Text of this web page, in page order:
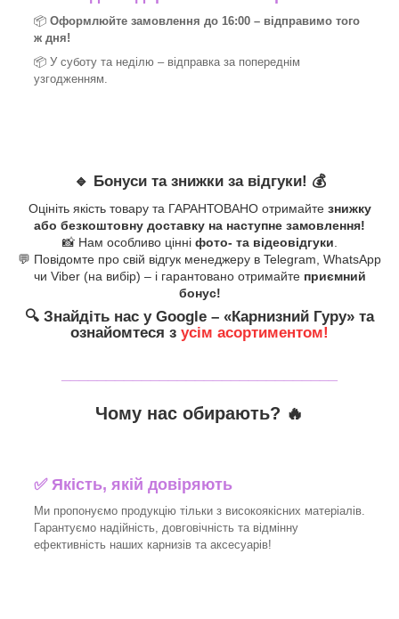
📦 Оформлюйте замовлення до 16:00 – відправимо того
ж дня!
📦 У суботу та неділю – відправка за попереднім
узгодженням.
🔹 Бонуси та знижки за відгуки! 💰
Оцініть якість товару та ГАРАНТОВАНО отримайте знижку
або безкоштовну доставку на наступне замовлення!
📸 Нам особливо цінні фото- та відеовідгуки.
💬 Повідомте про свій відгук менеджеру в Telegram, WhatsApp
чи Viber (на вибір) – і гарантовано отримайте приємний
бонус!
🔍 Знайдіть нас у Google – «Карнизний Гуру» та
ознайомтеся з усім асортиментом!
Чому нас обирають? 🔥
✅Якість, якій довіряють
Ми пропонуємо продукцію тільки з високоякісних матеріалів.
Гарантуємо надійність, довговічність та відмінну
ефективність наших карнизів та аксесуарів!​